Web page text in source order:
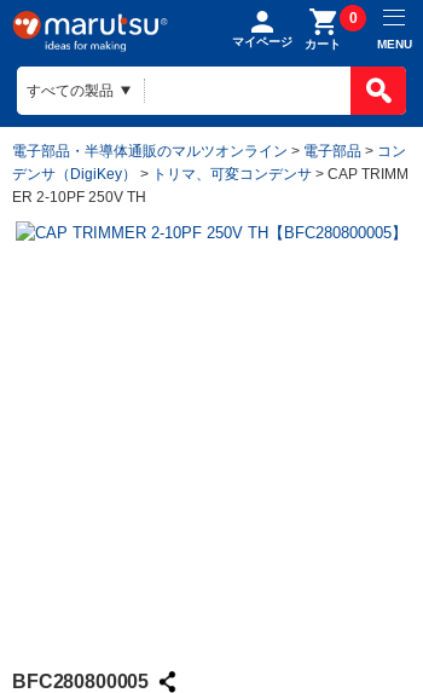
マイページ カート
0
MENU
電子部品・半導体通販のマルツオンライン > 電子部品 > コン
デンサ（DigiKey）
> トリマ、可変コンデンサ > CAP TRIMM
ER 2-10PF 250V TH
BFC280800005